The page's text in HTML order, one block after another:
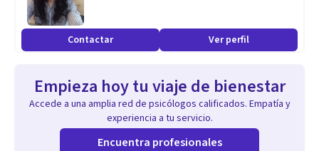
Contactar Ver perfil
Empieza hoy tu viaje de bienestar
Accede a una amplia red de psicólogos calificados. Empatía y
experiencia a tu servicio.
Encuentra profesionales